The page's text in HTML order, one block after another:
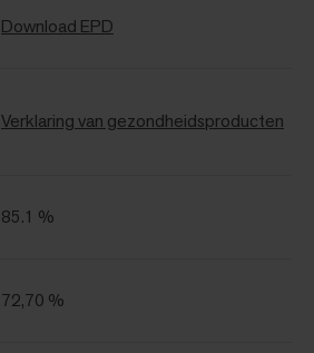
Download EPD
Verklaring van gezondheidsproducten
85.1 %
72,70 %